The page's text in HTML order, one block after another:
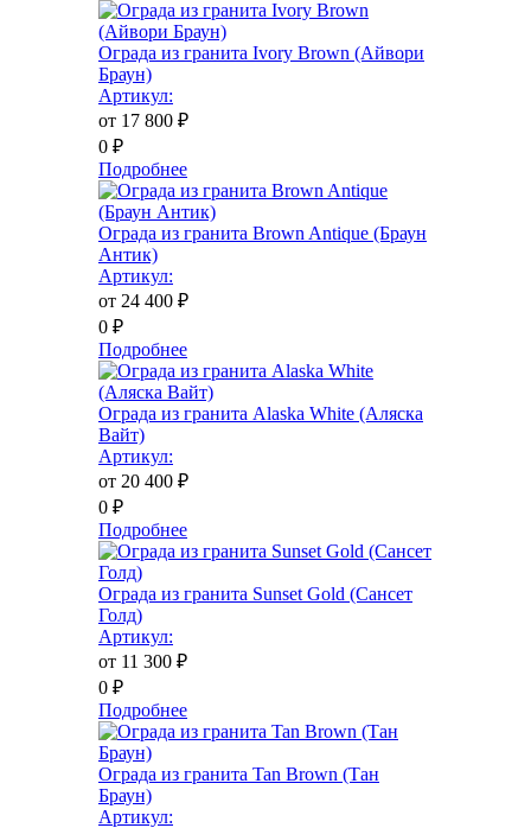
Ограда из гранита Ivory Brown (Айвори
Браун)
Артикул:
от 17 800 ₽
0 ₽
Подробнее
Ограда из гранита Brown Antique (Браун
Антик)
Артикул:
от 24 400 ₽
0 ₽
Подробнее
Ограда из гранита Alaska White (Аляска
Вайт)
Артикул:
от 20 400 ₽
0 ₽
Подробнее
Ограда из гранита Sunset Gold (Сансет
Голд)
Артикул:
от 11 300 ₽
0 ₽
Подробнее
Ограда из гранита Tan Brown (Тан
Браун)
Артикул: